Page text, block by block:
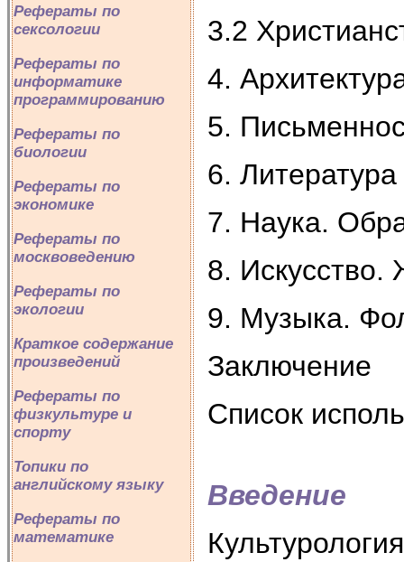
Рефераты по
сексологии
Рефераты по
информатике
программированию
Рефераты по
биологии
Рефераты по
экономике
Рефераты по
москвоведению
Рефераты по
экологии
Краткое содержание
произведений
Рефераты по
физкультуре и
спорту
Топики по
английскому языку
Рефераты по
математике
3.2
4.
5.
6. Литература
7. Наука.
8. Искусство.
9. Музыка.
Заключение
Список
Введение